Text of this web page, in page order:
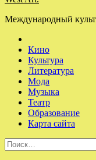
Международный
Кино
Культура
Литература
Мода
Музыка
Театр
Образование
Карта сайта
Найти: